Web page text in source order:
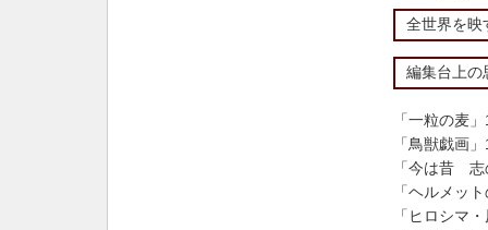
全世界を
編集台上
「一粒の麦」
「鳥獣戯画」
「今は昔 志
「ヘルメッ
「ヒロシマ